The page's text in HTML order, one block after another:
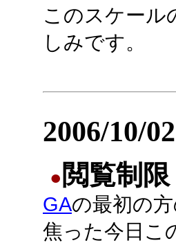
このスケール
しみです。
2006/10/
● 閲覧制限
GAの最初の
焦った今日こ